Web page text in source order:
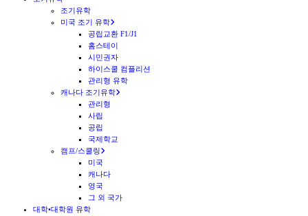
조기유학
미국 조기 유학
공립교환 F1/J1
홈스테이
시민권자
하이스쿨 컴플리션
관리형 유학
캐나다 조기유학
관리형
사립
공립
국제학교
캠프/스쿨링
미국
캐나다
영국
그 외 국가
대학•대학원 유학